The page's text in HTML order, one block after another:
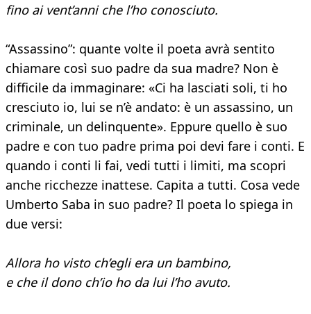
fino ai vent’anni che l’ho conosciuto.
“Assassino”: quante volte il poeta avrà sentito
chiamare così suo padre da sua madre? Non è
difficile da immaginare: «Ci ha lasciati soli, ti ho
cresciuto io, lui se n’è andato: è un assassino, un
criminale, un delinquente». Eppure quello è suo
padre e con tuo padre prima poi devi fare i conti. E
quando i conti li fai, vedi tutti i limiti, ma scopri
anche ricchezze inattese. Capita a tutti. Cosa vede
Umberto Saba in suo padre? Il poeta lo spiega in
due versi:
Allora ho visto ch’egli era un bambino,
e che il dono ch’io ho da lui l’ho avuto.